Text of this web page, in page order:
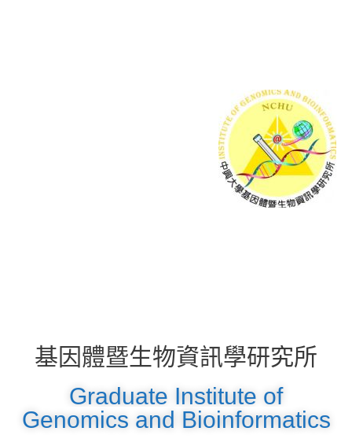
基因體暨生物資訊學研究所
Graduate Institute of
Genomics and Bioinformatics